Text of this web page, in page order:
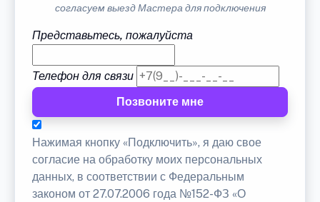
согласуем выезд Мастера для подключения
Представьтесь, пожалуйста
Телефон для связи
Позвоните мне
Нажимая кнопку «Подключить», я даю свое
согласие на обработку моих персональных
данных, в соответствии с Федеральным
законом от 27.07.2006 года №152-ФЗ «О